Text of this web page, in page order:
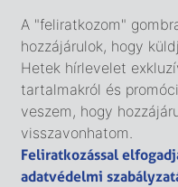
A "feliratkozom"
hozzájárulok, hogy
Hetek hírlevelet
tartalmakról és
veszem, hogy
visszavonhatom.
Feliratkozással
adatvédelmi